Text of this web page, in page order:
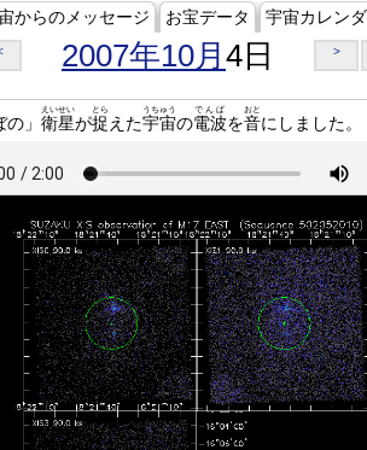
からのメッセージ お宝データ 宇宙カレン
2007年10月 4日 >
」 衛星
えいせい
が捉
とら
えた宇宙
うちゅう
の電波
でんぱ
を音
おと
にしました。